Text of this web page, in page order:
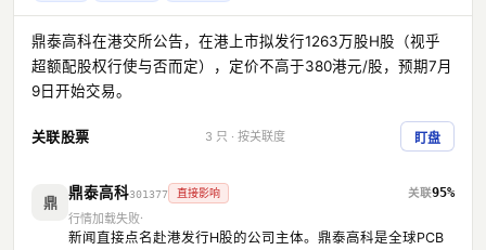
鼎泰高科在港交所公告，在港上市拟发行1263万股H股（视乎
超额配股权行使与否而定），定价不高于380港元/股，预期7月
9日开始交易。
关联股票 3 只 · 按关联度 盯盘
鼎
鼎泰高科301377 直接影响
95%
行情加载失败
新闻直接点名赴港发行H股的公司主体。鼎泰高科是全球PCB